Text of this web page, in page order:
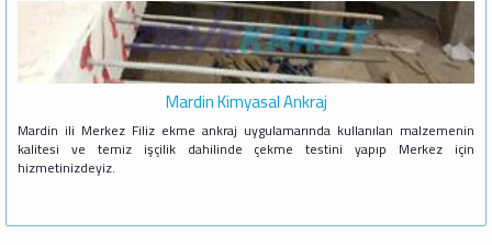
Mardin Kimyasal Ankraj
Mardin ili Merkez Filiz ekme ankraj uygulamarında kullanılan malzemenin
kalitesi ve temiz işçilik dahilinde çekme testini yapıp Merkez için
hizmetinizdeyiz.